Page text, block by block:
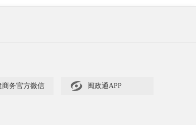
商务官方微信  闽政通APP